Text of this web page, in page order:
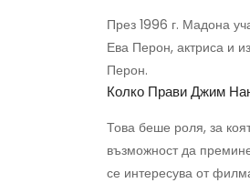
През 1996 г. Мадона
Ева Перон, актриса и
Перон.
Колко Прави Джим
Това беше роля, за
възможност да
се интересува от